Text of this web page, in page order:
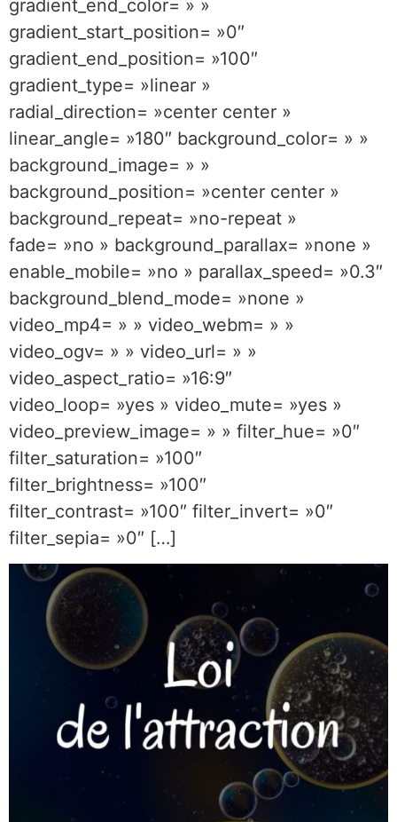
gradient_end_color= » »
gradient_start_position= »0″
gradient_end_position= »100″
gradient_type= »linear »
radial_direction= »center center »
linear_angle= »180″ background_color= » »
background_image= » »
background_position= »center center »
background_repeat= »no-repeat »
fade= »no » background_parallax= »none »
enable_mobile= »no » parallax_speed= »0.3″
background_blend_mode= »none »
video_mp4= » » video_webm= » »
video_ogv= » » video_url= » »
video_aspect_ratio= »16:9″
video_loop= »yes » video_mute= »yes »
video_preview_image= » » filter_hue= »0″
filter_saturation= »100″
filter_brightness= »100″
filter_contrast= »100″ filter_invert= »0″
filter_sepia= »0″ […]